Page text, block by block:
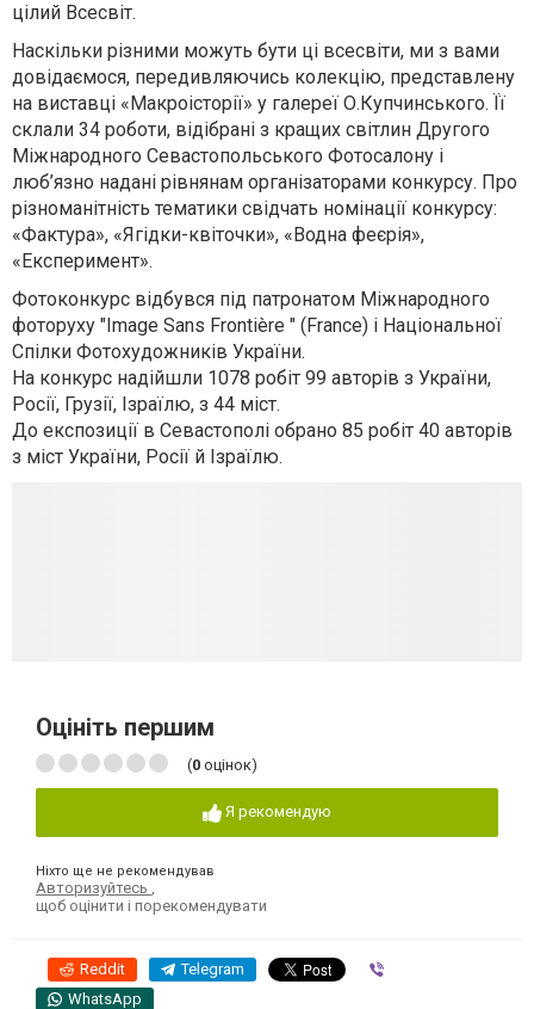
цілий Всесвіт.
Наскільки різними можуть бути ці всесвіти, ми з вами
довідаємося, передивляючись колекцію, представлену
на виставці «Макроісторії» у галереї О.Купчинського. Її
склали 34 роботи, відібрані з кращих світлин Другого
Міжнародного Севастопольського Фотосалону і
люб’язно надані рівнянам організаторами конкурсу. Про
різноманітність тематики свідчать номінації конкурсу:
«Фактура», «Ягідки-квіточки», «Водна феєрія»,
«Експеримент».
Фотоконкурс відбувся під патронатом Міжнародного
фоторуху "Image Sans Frontière " (France) і Національної
Спілки Фотохудожників України.
На конкурс надійшли 1078 робіт 99 авторів з України,
Росії, Грузії, Ізраїлю, з 44 міст.
До експозиції в Севастополі обрано 85 робіт 40 авторів
з міст України, Росії й Ізраїлю.
Оцініть першим
(0 оцінок)
Я рекомендую
Ніхто ще не рекомендував
Авторизуйтесь
щоб оцінити і порекомендувати
Reddit Telegram
WhatsApp